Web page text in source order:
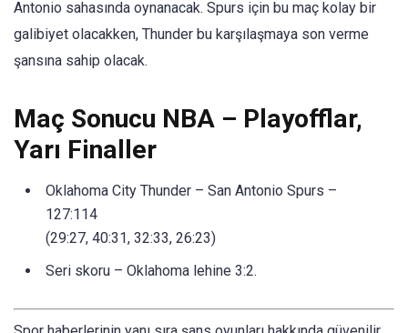
Antonio sahasında oynanacak. Spurs için bu maç kolay bir
galibiyet olacakken, Thunder bu karşılaşmaya son verme
şansına sahip olacak.
Maç Sonucu NBA – Playofflar,
Yarı Finaller
Oklahoma City Thunder – San Antonio Spurs –
127:114
(29:27, 40:31, 32:33, 26:23)
Seri skoru – Oklahoma lehine 3:2.